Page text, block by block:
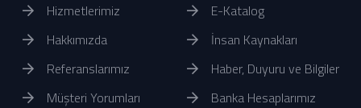
Hizmetlerimiz
Hakkımızda
Referanslarımız
Müşteri Yorumları
E-Katalog
İnsan Kaynakları
Haber, Duyuru ve Bilgiler
Banka Hesaplarımız